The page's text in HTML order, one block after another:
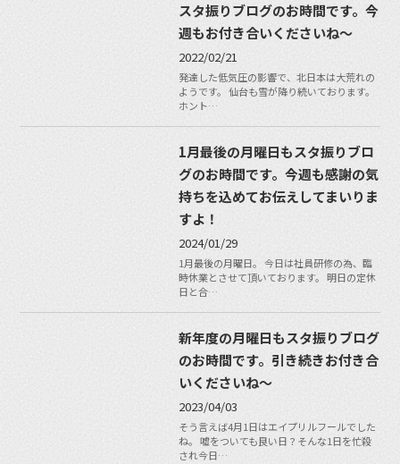
スタ振りブログのお時間です。今
週もお付き合いくださいね〜
2022/02/21
発達した低気圧の影響で、北日本は大荒れの
ようです。 仙台も雪が降り続いております。
ホント…
1月最後の月曜日もスタ振りブロ
グのお時間です。今週も感謝の気
持ちを込めてお伝えしてまいりま
すよ！
2024/01/29
1月最後の月曜日。 今日は社員研修の為、臨
時休業とさせて頂いております。 明日の定休
日と合…
新年度の月曜日もスタ振りブログ
のお時間です。引き続きお付き合
いくださいね〜
2023/04/03
そう言えば4月1日はエイプリルフールでした
ね。 嘘をついても良い日？そんな1日を忙殺
され今日…